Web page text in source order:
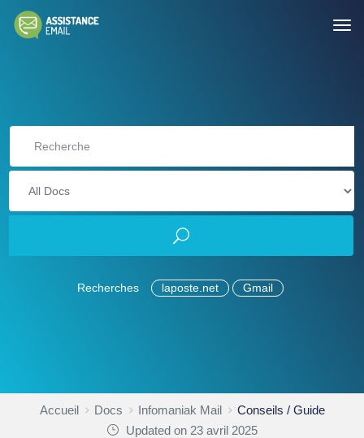
Recherches laposte.net Gmail
Accueil Docs Infomaniak Mail
Conseils / Guide
Updated on 23 avril 2025